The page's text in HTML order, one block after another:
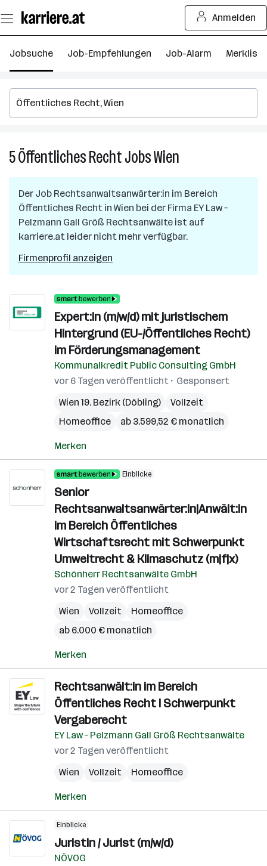
Seiteninhalt
springen
Anmelden
Jobsuche Job-Empfehlungen Job-Alarm Merkliste
5Öffentliches RechtJobsWien
Jobs
in
Wien
Der Job Rechtsanwaltsanwärter:in im Bereich
Öffentliches Recht in Wien bei der Firma EY Law –
Pelzmann Gall Größ Rechtsanwälte ist auf
karriere.at leider nicht mehr verfügbar.
Firmenprofil anzeigen
Expert:in (m/w/d) mit juristischem
Hintergrund (EU-/Öffentliches Recht)
im Förderungsmanagement
Kommunalkredit Public Consulting GmbH
vor 6 Tagen veröffentlicht
Gesponsert
Wien 19. Bezirk (Döbling)
Vollzeit
Homeoffice
ab 3.599,52 € monatlich
Merken
Einblicke
Senior
Rechtsanwaltsanwärter:in|Anwält:in
im Bereich Öffentliches
Wirtschaftsrecht mit Schwerpunkt
Umweltrecht & Klimaschutz (m|f|x)
Schönherr Rechtsanwälte GmbH
vor 2 Tagen veröffentlicht
Wien
Vollzeit
Homeoffice
ab 6.000 € monatlich
Merken
Rechtsanwält:in im Bereich
Öffentliches Recht I Schwerpunkt
Vergaberecht
EY Law – Pelzmann Gall Größ Rechtsanwälte
vor 2 Tagen veröffentlicht
Wien
Vollzeit Homeoffice
Merken
Einblicke
Juristin / Jurist (m/w/d)
NÖVOG